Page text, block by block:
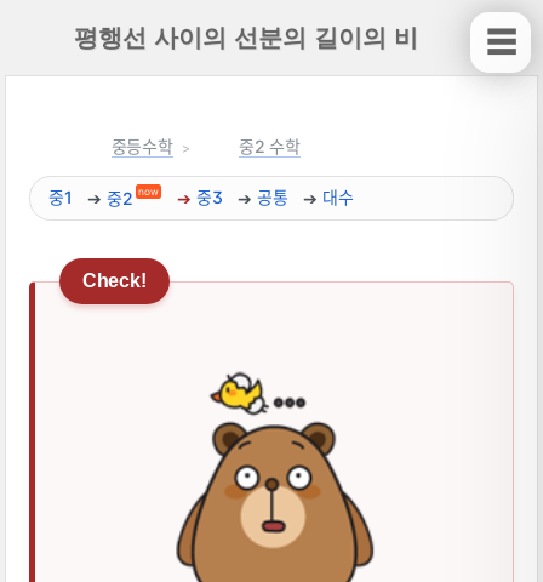
평행선 사이의 선분의 길이의 비
중등수학 중2 수학
중1 중2 now 중3 공통 대수
☰